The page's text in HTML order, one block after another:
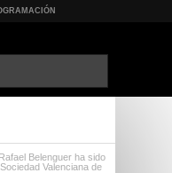
Belenguer ha sido
Valenciana de